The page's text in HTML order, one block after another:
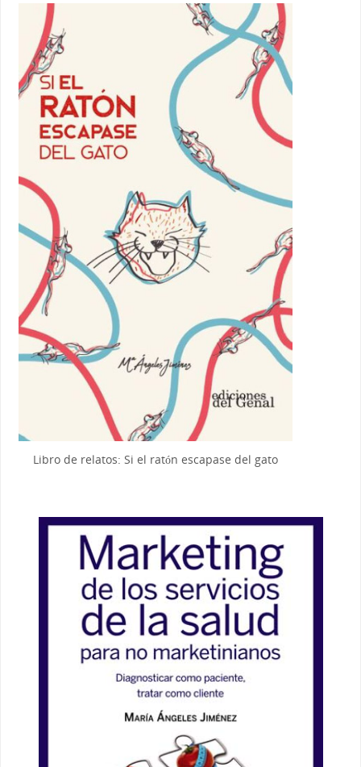
Libro de relatos: Si el ratón escapase del gato